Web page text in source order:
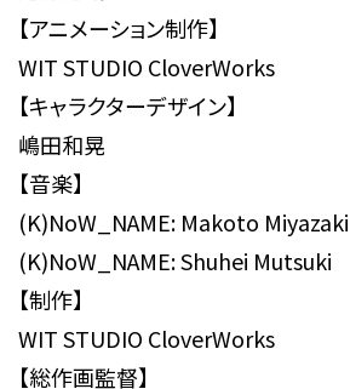
【アニメーション制作】
WIT STUDIO CloverWorks
【キャラクターデザイン】
嶋田和晃
【音楽】
(K)NoW_NAME: Makoto
(K)NoW_NAME: Shuhei Mutsuki
【制作】
WIT STUDIO CloverWorks
【総作画監督】